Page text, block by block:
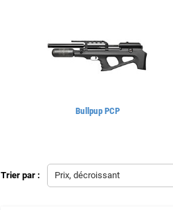
Bullpup PCP
Trier par : Prix, décroissant